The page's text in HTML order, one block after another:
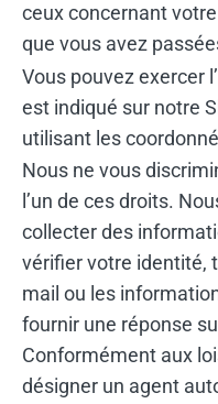
ceux concernant
que vous avez
Vous pouvez exercer
est indiqué sur notre
utilisant les
Nous ne vous
l’un de ces droits.
collecter des
vérifier votre identité,
mail ou les
fournir une réponse
Conformément aux
désigner un agent